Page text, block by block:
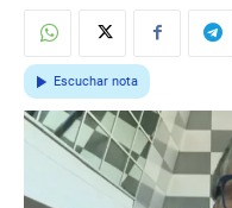
Escuchar nota